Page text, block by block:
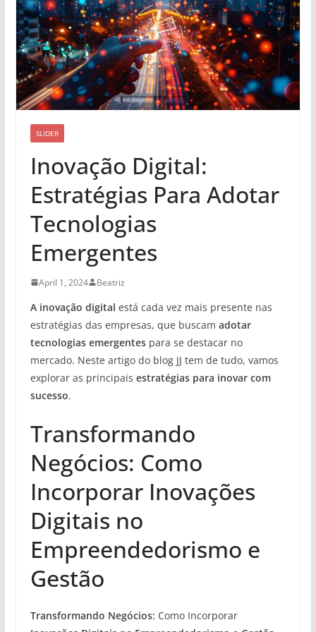
SLIDER
Inovação Digital:
Estratégias Para Adotar
Tecnologias
Emergentes
April 1, 2024 Beatriz
A inovação digital está cada vez mais presente nas
estratégias das empresas, que buscam adotar
tecnologias emergentespara se destacar no
mercado. Neste artigo do blog JJ tem de tudo, vamos
explorar as principais estratégias para inovar com
sucesso.
Transformando
Negócios: Como
Incorporar Inovações
Digitais no
Empreendedorismo e
Gestão
Transformando Negócios: Como Incorporar